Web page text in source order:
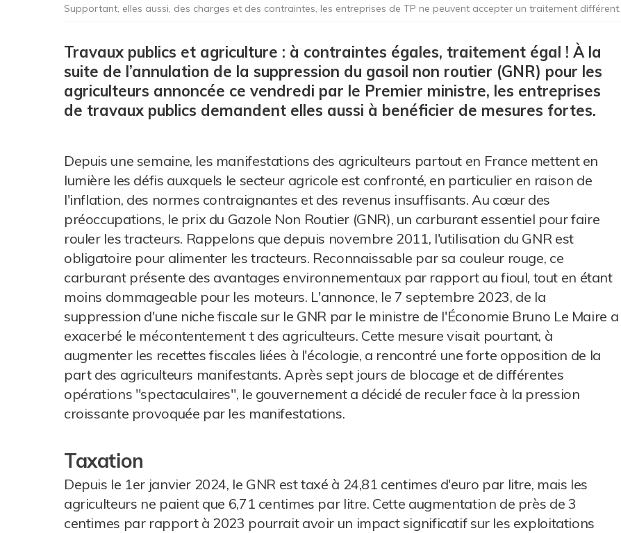
Supportant, elles aussi, des charges et des contraintes, les entreprises de TP ne peuvent accepter un traitement différent.
Travaux publics et agriculture : à contraintes égales, traitement égal ! À la
suite de l’annulation de la suppression du gasoil non routier (GNR) pour les
agriculteurs annoncée ce vendredi par le Premier ministre, les entreprises
de travaux publics demandent elles aussi à benéficier de mesures fortes.
Depuis une semaine, les manifestations des agriculteurs partout en France mettent en
lumière les défis auxquels le secteur agricole est confronté, en particulier en raison de
l'inflation, des normes contraignantes et des revenus insuffisants. Au cœur des
préoccupations, le prix du Gazole Non Routier (GNR), un carburant essentiel pour faire
rouler les tracteurs. Rappelons que depuis novembre 2011, l'utilisation du GNR est
obligatoire pour alimenter les tracteurs. Reconnaissable par sa couleur rouge, ce
carburant présente des avantages environnementaux par rapport au fioul, tout en étant
moins dommageable pour les moteurs. L'annonce, le 7 septembre 2023, de la
suppression d'une niche fiscale sur le GNR par le ministre de l'Économie Bruno Le Maire a
exacerbé le mécontentement t des agriculteurs. Cette mesure visait pourtant, à
augmenter les recettes fiscales liées à l'écologie, a rencontré une forte opposition de la
part des agriculteurs manifestants. Après sept jours de blocage et de différentes
opérations "spectaculaires", le gouvernement a décidé de reculer face à la pression
croissante provoquée par les manifestations.
Taxation
Depuis le 1er janvier 2024, le GNR est taxé à 24,81 centimes d'euro par litre, mais les
agriculteurs ne paient que 6,71 centimes par litre. Cette augmentation de près de 3
centimes par rapport à 2023 pourrait avoir un impact significatif sur les exploitations